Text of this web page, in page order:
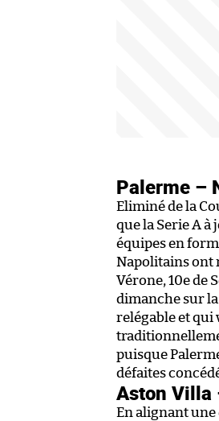
Palerme –
Eliminé de la
que la Serie A à
équipes en
Napolitains ont
Vérone, 10e de
dimanche sur la
relégable et qui
puisque
défaites
Aston Villa
En alignant une